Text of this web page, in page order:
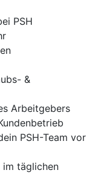
PSH
&
Arbeitgebers
PSH-Team vor
täglichen